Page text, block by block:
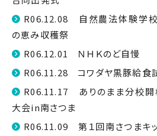
R06.12.08 自然農法体験学校
の恵み収穫祭
R06.12.01 ＮＨＫのど自慢
R06.11.28 コワダヤ黒豚給食
R06.11.17 ありのまま分校
大会in南さつま
R06.11.09 第１回南さつまキ